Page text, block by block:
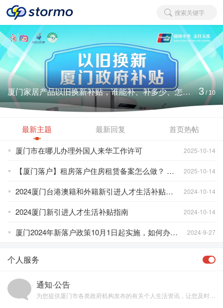
搜索关键字
厦门家居产品以旧换新补贴，谁能补、补多少、怎么补？ 3/10
最新主题 最新回复 首页热帖
2025-10-14
厦门市在哪儿办理外国人来华工作许可
2025-10-14
【厦门落户】租房落户住房租赁备案怎么做？ 操作流程来了！
2024-10-14
2024厦门台港澳籍和外籍新引进人才生活补贴指南
2024-10-14
2024厦门新引进人才生活补贴指南
2024-9-27
厦门2024年新落户政策10月1日起实施，如何办理？
个人服务
通知·公告